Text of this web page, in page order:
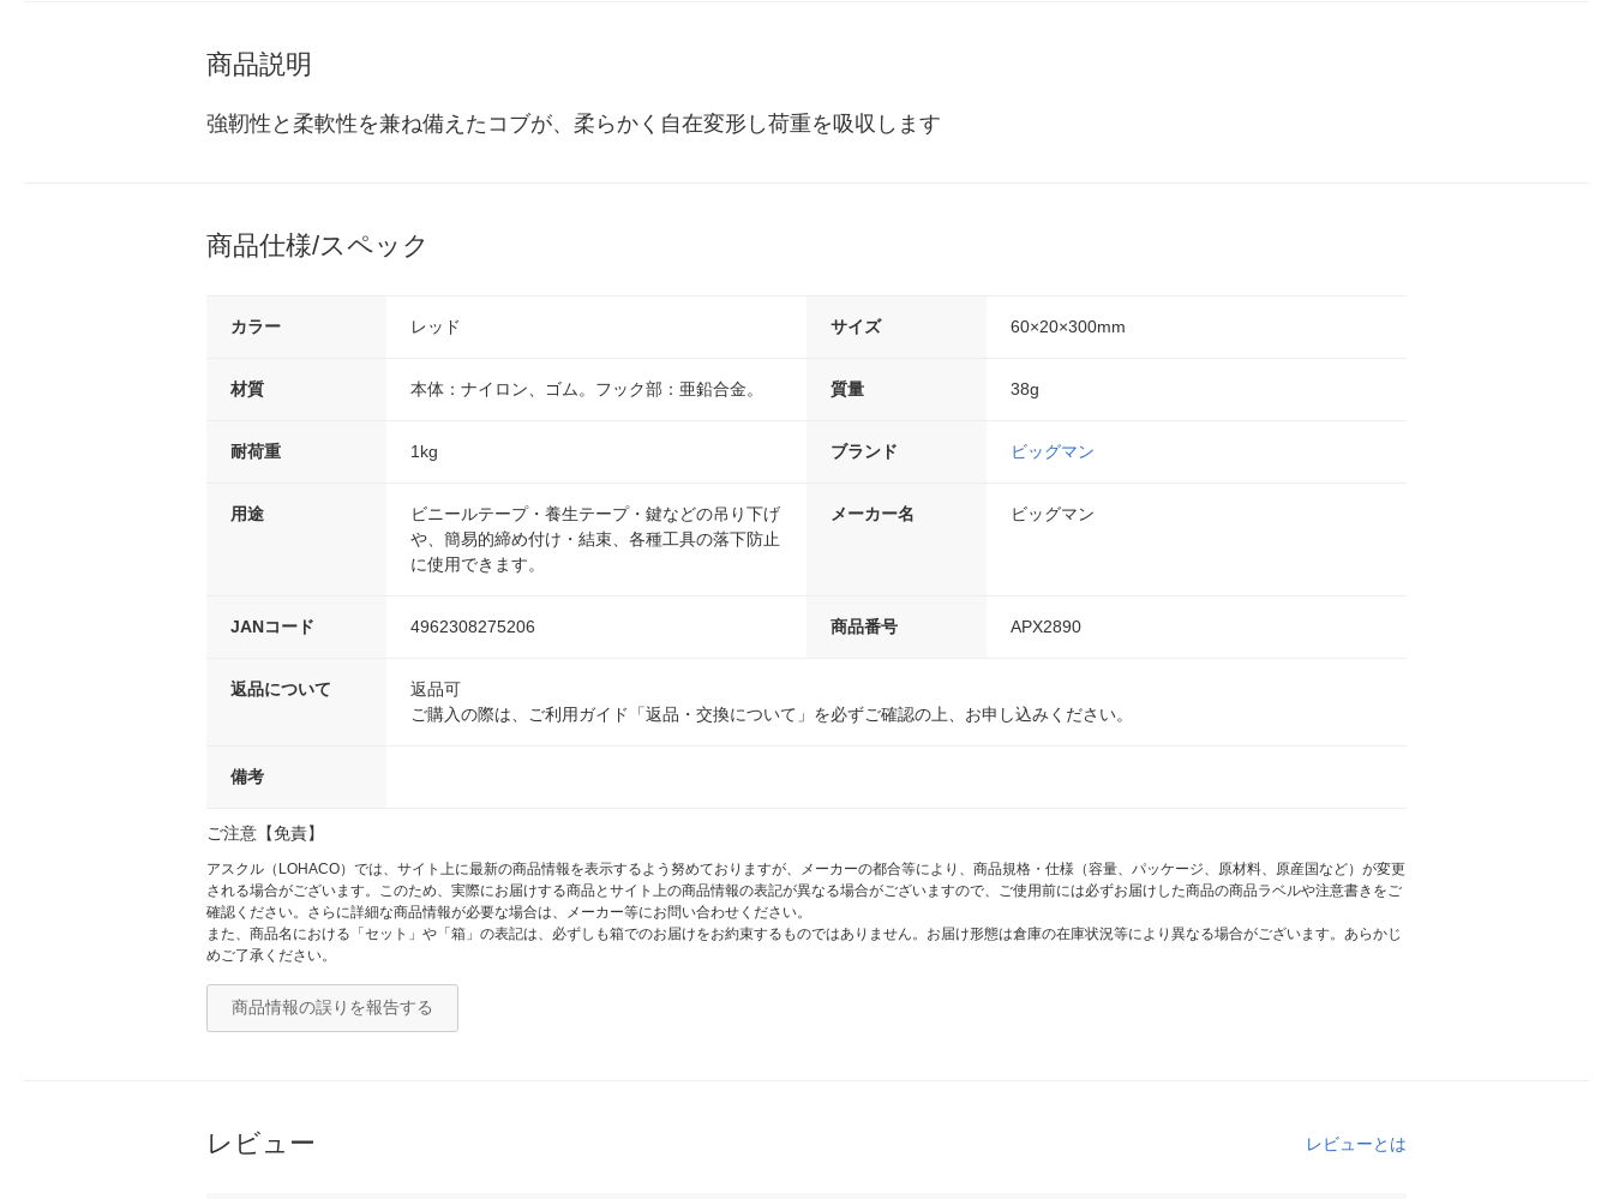
商品説明
強靭性と柔軟性を兼ね備えたコブが、柔らかく自在変形し荷重を吸収します
商品仕様/スペック
カラー レッド サイズ 60×20×300mm
材質 本体：ナイロン、ゴム。フック部：亜鉛合金。 質量 38g
耐荷重 1kg ブランド ビッグマン
用途
ビニールテープ・養生テープ・鍵などの吊り下げ
や、簡易的締め付け・結束、各種工具の落下防止
に使用できます。
メーカー名 ビッグマン
JANコード 4962308275206 商品番号 APX2890
返品について
返品可
ご購入の際は、ご利用ガイド「返品・交換について」を必ずご確認の上、お申し込みください。
備考
ご注意【免責】
アスクル（LOHACO）では、サイト上に最新の商品情報を表示するよう努めておりますが、メーカーの都合等により、商品規格・仕様（容量、パッケージ、原材料、原産国など）が変更
される場合がございます。このため、実際にお届けする商品とサイト上の商品情報の表記が異なる場合がございますので、ご使用前には必ずお届けした商品の商品ラベルや注意書きをご
確認ください。さらに詳細な商品情報が必要な場合は、メーカー等にお問い合わせください。
また、商品名における「セット」や「箱」の表記は、必ずしも箱でのお届けをお約束するものではありません。お届け形態は倉庫の在庫状況等により異なる場合がございます。あらかじ
めご了承ください。
商品情報の誤りを報告する
レビュー レビューとは